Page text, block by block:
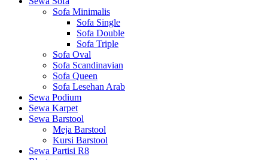
Sofa Minimalis
Sofa Single
Sofa Double
Sofa Triple
Sofa Oval
Sofa Scandinavian
Sofa Queen
Sofa Lesehan Arab
Sewa Podium
Sewa Karpet
Sewa Barstool
Meja Barstool
Kursi Barstool
Sewa Partisi R8